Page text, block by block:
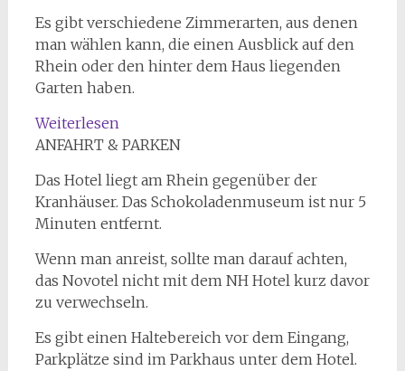
Es gibt verschiedene Zimmerarten, aus denen
man wählen kann, die einen Ausblick auf den
Rhein oder den hinter dem Haus liegenden
Garten haben.
Weiterlesen:
Musik
Übernachtung.
Novotel.
Köln.
ANFAHRT & PARKEN
Das Hotel liegt am Rhein gegenüber der
Kranhäuser. Das Schokoladenmuseum ist nur 5
Minuten entfernt.
Wenn man anreist, sollte man darauf achten,
das Novotel nicht mit dem NH Hotel kurz davor
zu verwechseln.
Es gibt einen Haltebereich vor dem Eingang,
Parkplätze sind im Parkhaus unter dem Hotel.